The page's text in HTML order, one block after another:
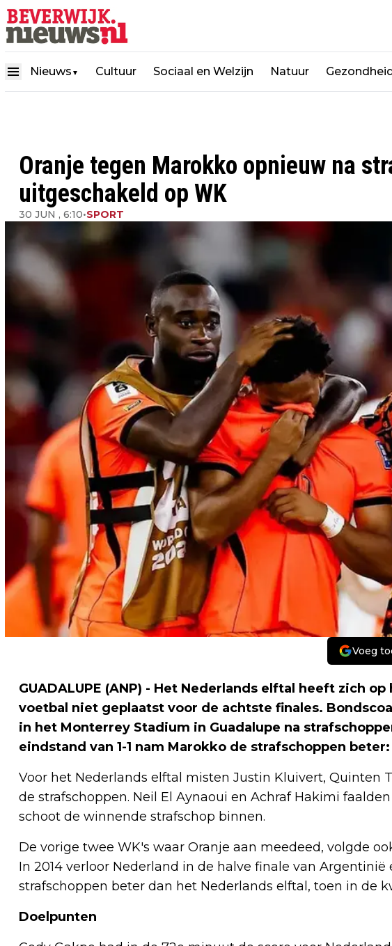
Nieuws ▼ Cultuur Sociaal en Welzijn Natuur
Oranje tegen Marokko opnieuw na
uitgeschakeld op WK
30 JUN , 6:10•SPORT
Voeg
GUADALUPE (ANP) - Het Nederlands elftal heeft zich
voetbal niet geplaatst voor de achtste finales.
in het Monterrey Stadium in Guadalupe na
eindstand van 1-1 nam Marokko de strafschoppen beter:
Voor het Nederlands elftal misten Justin Kluivert, Quinten
de strafschoppen. Neil El Aynaoui en Achraf Hakimi
schoot de winnende strafschop binnen.
De vorige twee WK's waar Oranje aan meedeed, volgde
In 2014 verloor Nederland in de halve finale van
strafschoppen beter dan het Nederlands elftal, toen in de
Doelpunten